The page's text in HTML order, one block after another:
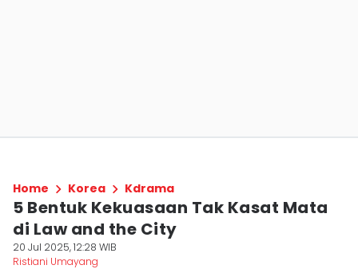
Home Korea Kdrama
5 Bentuk Kekuasaan Tak Kasat Mata
di Law and the City
20 Jul 2025, 12:28 WIB
Ristiani Umayang